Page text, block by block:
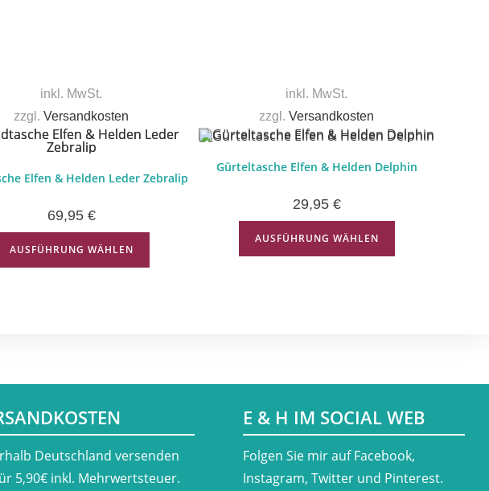
inkl. MwSt.
zzgl. Versandkosten
Elfen & Helden Leder Zebralip
69,95 €
AUSFÜHRUNG WÄHLEN
inkl. MwSt.
zzgl. Versandkosten
Gürteltasche Elfen & Helden Delphin
29,95 €
AUSFÜHRUNG WÄHLEN
Deutschland versenden
5,90€ inkl. Mehrwertsteuer.
E & H IM SOCIAL WEB
​Folgen Sie mir auf Facebook,
Instagram, Twitter und Pinterest.